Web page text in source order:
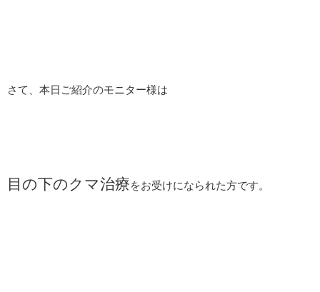
さて、本日ご紹介のモニター様は
目の下のクマ治療をお受けになられた方です。